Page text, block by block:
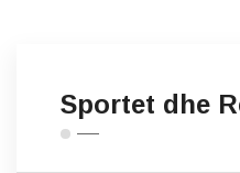
Sportet dhe